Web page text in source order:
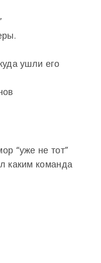
ушли его
“уже не тот”
каким команда